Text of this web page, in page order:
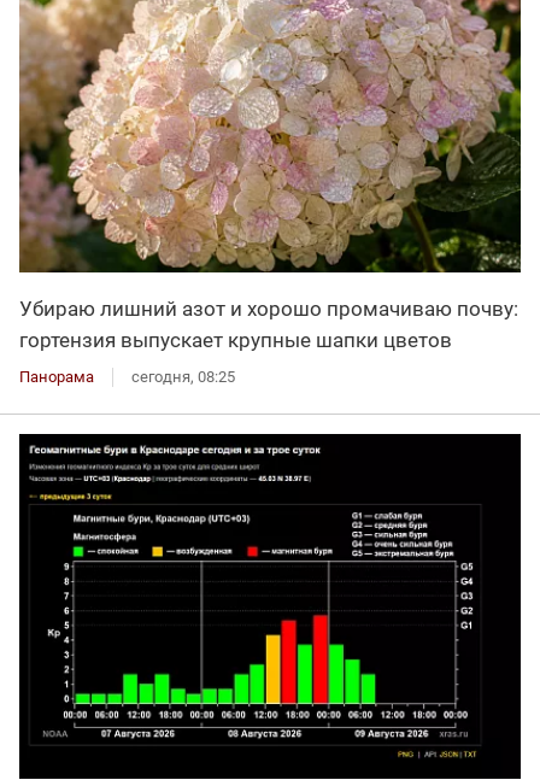
Убираю лишний азот и хорошо промачиваю почву:
гортензия выпускает крупные шапки цветов
Панорама сегодня, 08:25